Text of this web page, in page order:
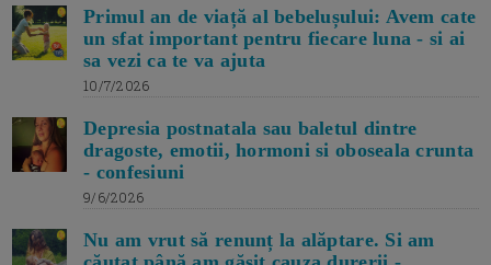
Primul an de viață al bebelușului: Avem cate
un sfat important pentru fiecare luna - si ai
sa vezi ca te va ajuta
10/7/2026
Depresia postnatala sau baletul dintre
dragoste, emotii, hormoni si oboseala crunta
- confesiuni
9/6/2026
Nu am vrut să renunț la alăptare. Si am